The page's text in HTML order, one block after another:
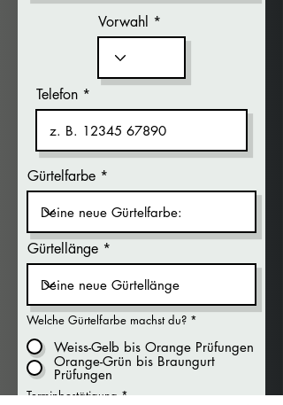
Vorwahl
Telefon
Gürtelfarbe
Gürtellänge
Welche Gürtelfarbe machst du? *
Weiss-Gelb bis Orange Prüfungen
Orange-Grün bis Braungurt
Prüfungen
Terminbestätigung *